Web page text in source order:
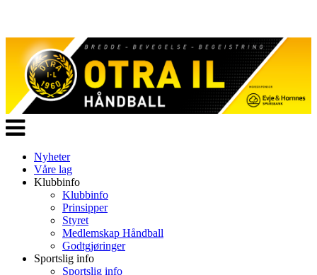
Veksle
navigasjon
Nyheter
Våre lag
Klubbinfo
Klubbinfo
Prinsipper
Styret
Medlemskap Håndball
Godtgjøringer
Sportslig info
Sportslig info